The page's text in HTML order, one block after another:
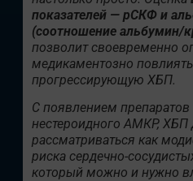
показателей — рСКФ и
(соотношение альбумин/
позволит своевременно
медикаментозно
прогрессирующую ХБП.
С появлением препаратов
нестероидного АМКР, ХБП
рассматриваться как
риска сердечно-
который можно и нужно